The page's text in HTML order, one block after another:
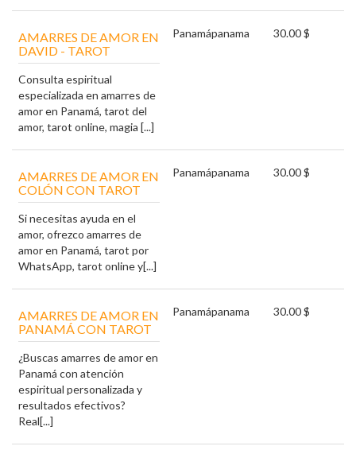
AMARRES DE AMOR EN
DAVID - TAROT
Consulta espiritual
especializada en amarres de
amor en Panamá, tarot del
amor, tarot online, magia [...]
Panamápanama 30.00 $
AMARRES DE AMOR EN
COLÓN CON TAROT
Si necesitas ayuda en el
amor, ofrezco amarres de
amor en Panamá, tarot por
WhatsApp, tarot online y[...]
Panamápanama 30.00 $
AMARRES DE AMOR EN
PANAMÁ CON TAROT
¿Buscas amarres de amor en
Panamá con atención
espiritual personalizada y
resultados efectivos?
Real[...]
Panamápanama 30.00 $